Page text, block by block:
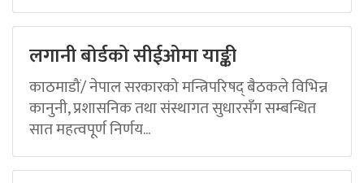
लगानी बोर्डको सीईओमा याङ्की
काठमाडौं/ नेपाल सरकारको मन्त्रिपरिषद् बैठकले विभिन्न
कानुनी, प्रशासनिक तथा संस्थागत सुधारसँग सम्बन्धित
सात महत्वपूर्ण निर्णय...